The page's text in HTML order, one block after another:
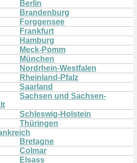
Berlin
Brandenburg
Forggensee
Frankfurt
Hamburg
Meck-Pomm
München
Nordrhein-Westfalen
Rheinland-Pfalz
Saarland
Sachsen und Sachsen-
Schleswig-Holstein
Thüringen
Bretagne
Colmar
Elsass